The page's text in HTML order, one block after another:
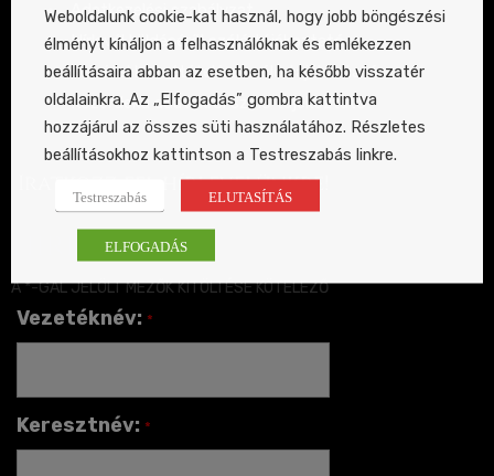
Adatkezelési szabályzat
Hírlevél küldéséről szóló tájékoztató
Felvétel közzétételére szóló tájékoztató
Közérdekű adatokról szóló tájékoztató
Iratkozz fel hírlevelünkre!
hírlevél
A *-GAL JELÖLT MEZŐK KITÖLTÉSE KÖTELEZŐ
Vezetéknév: *
Keresztnév: *
Weboldalunk cookie-kat használ, hogy jobb böngészési
élményt kínáljon a felhasználóknak és emlékezzen
beállításaira abban az esetben, ha később visszatér
oldalainkra. Az „Elfogadás” gombra kattintva
hozzájárul az összes süti használatához. Részletes
beállításokhoz kattintson a Testreszabás linkre.
Testreszabás ELUTASÍTÁS
ELFOGADÁS